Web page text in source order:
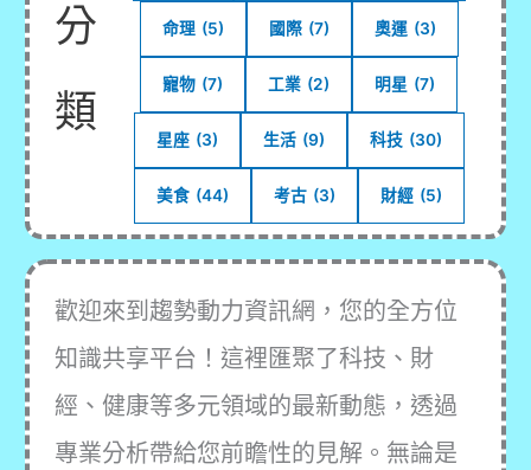
分
類
命理 (5) 國際 (7) 奧運 (3)
寵物 (7) 工業 (2) 明星 (7)
星座 (3) 生活 (9) 科技 (30)
美食 (44) 考古 (3) 財經 (5)
歡迎來到趨勢動力資訊網，您的全方位
知識共享平台！這裡匯聚了科技、財
經、健康等多元領域的最新動態，透過
專業分析帶給您前瞻性的見解。無論是